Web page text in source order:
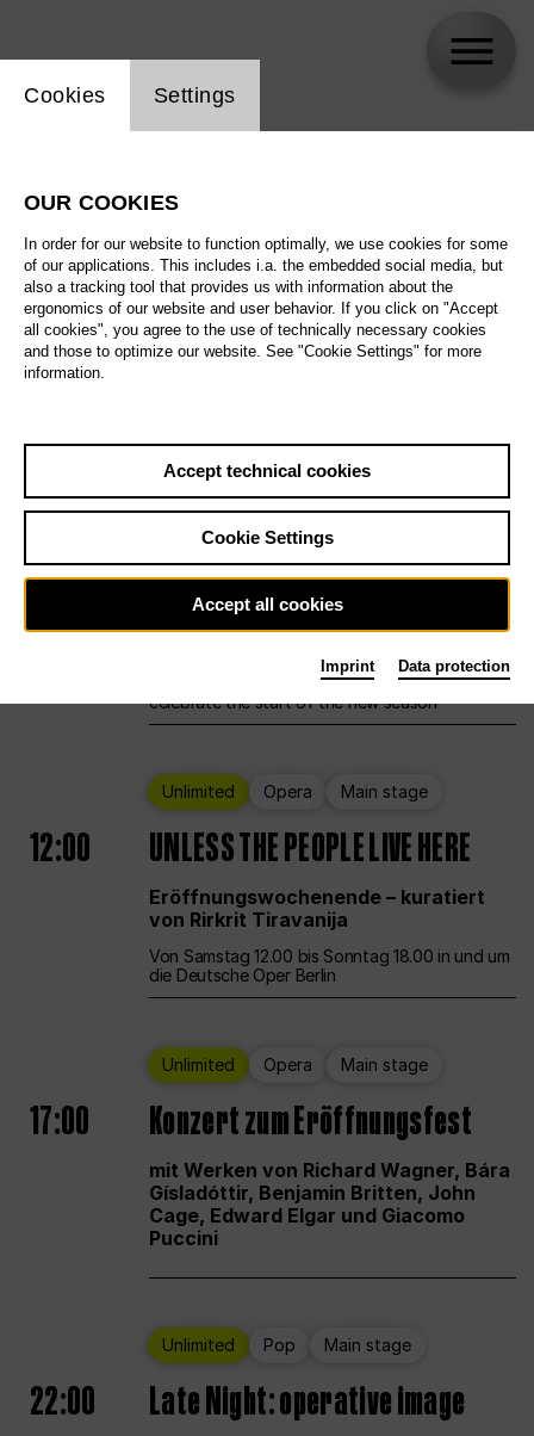
All artistic fields
All locations
All features
Sat29.8.
Ballet Main stage Staatsballett Berlin
12:00 Eröffnungswochenende
Deutsche Oper Berlin opens its doors to
celebrate the start of the new season
Unlimited Opera Main stage
12:00 UNLESS THE PEOPLE LIVE HERE
Eröffnungswochenende – kuratiert
von Rirkrit Tiravanija
Von Samstag 12.00 bis Sonntag 18.00 in und um
die Deutsche Oper Berlin
Unlimited Opera Main stage
17:00 Konzert zum Eröffnungsfest
mit Werken von Richard Wagner, Bára
Gísladóttir, Benjamin Britten, John
Cage, Edward Elgar und Giacomo
Puccini
Unlimited Pop Main stage
22:00 Late Night: operative image
Website cookie setting
Cookies Settings
OUR COOKIES
In order for our website to function optimally, we use cookies for some
of our applications. This includes i.a. the embedded social media, but
also a tracking tool that provides us with information about the
ergonomics of our website and user behavior. If you click on "Accept
all cookies", you agree to the use of technically necessary cookies
and those to optimize our website. See "Cookie Settings" for more
information.
Accept technical cookies
Cookie Settings
Accept all cookies
Imprint Data protection